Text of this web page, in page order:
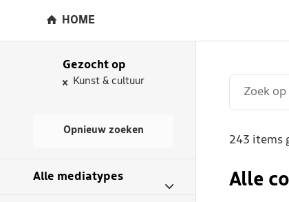
HOME
Gezocht op
Kunst & cultuur
Opnieuw zoeken
Alle mediatypes
243 items
Alle